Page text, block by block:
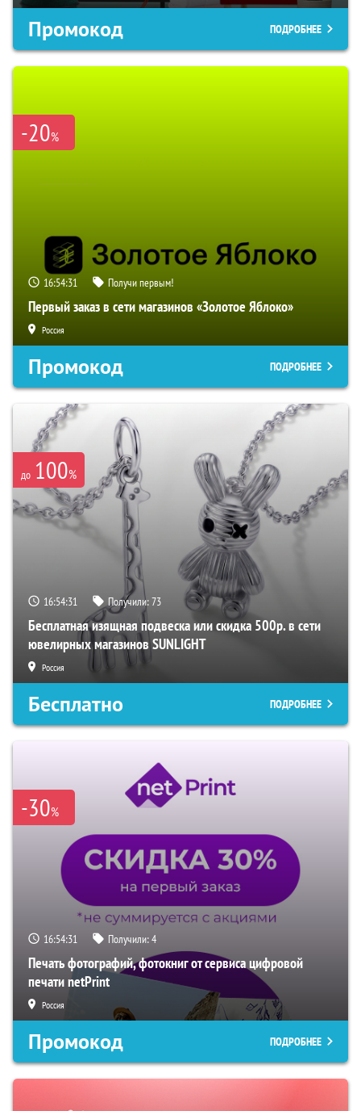
Промокод ПОДРОБНЕЕ
-20%
16:54:30 Получи первым!
Первый заказ в сети магазинов «Золотое Яблоко»
Россия
Промокод ПОДРОБНЕЕ
до 100%
16:54:30 Получили:73
Бесплатная изящная подвеска или скидка 500р. в сети
ювелирных магазинов SUNLIGHT
Россия
Бесплатно ПОДРОБНЕЕ
-30%
16:54:30 Получили:4
Печать фотографий, фотокниг от сервиса цифровой
печати netPrint
Россия
Промокод ПОДРОБНЕЕ